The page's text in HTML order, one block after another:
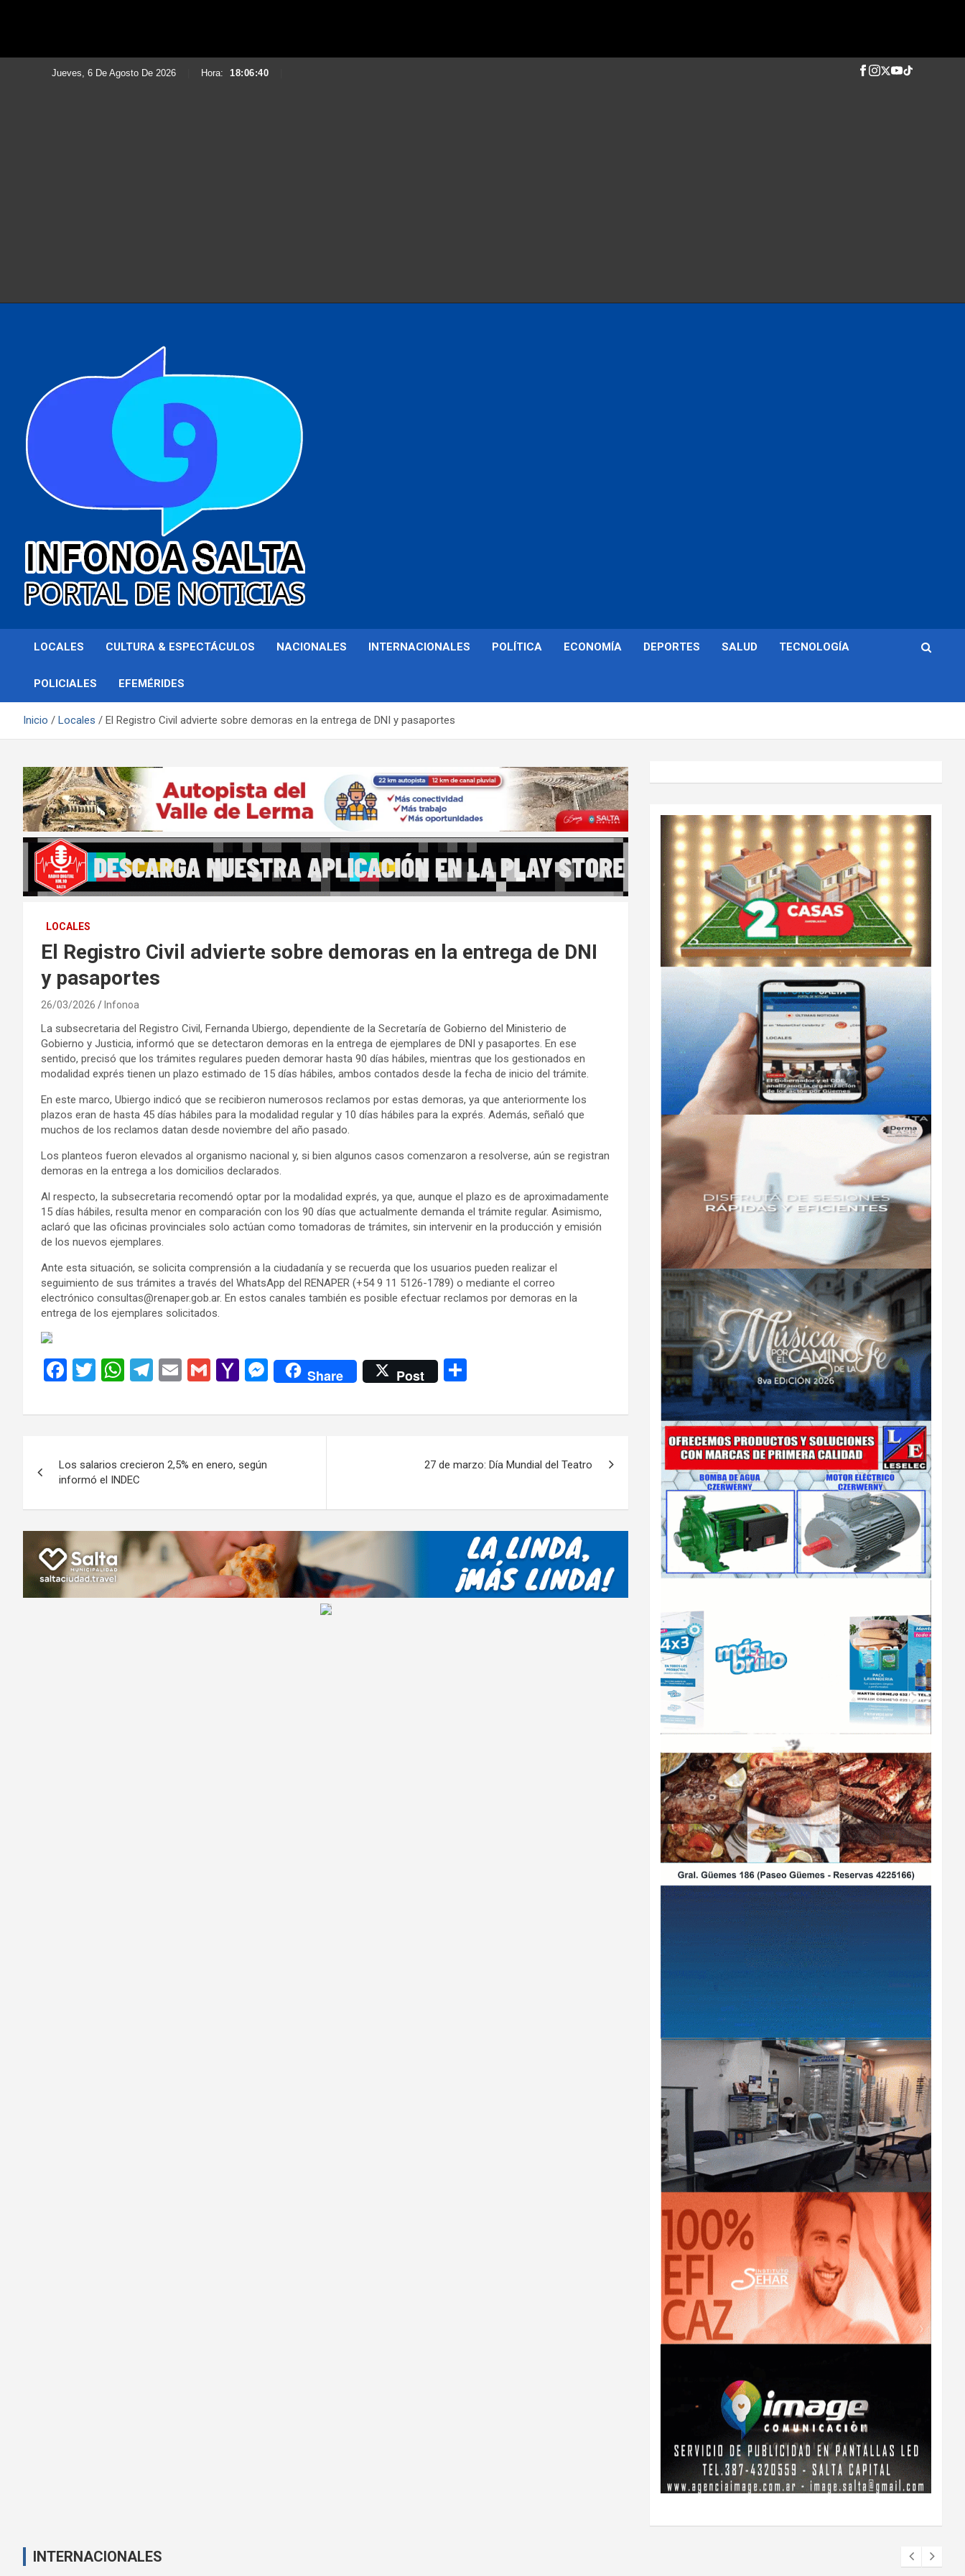
Jueves, 6 De Agosto De 2026 Hora: 18:06:42
Infonoa Salta
LOCALES CULTURA & ESPECTÁCULOS NACIONALES INTERNACIONALES POLÍTICA ECONOMÍA DEPORTES SALUD TECNOLOGÍA
POLICIALES EFEMÉRIDES
Inicio Locales El Registro Civil advierte sobre demoras en la entrega de DNI y pasaportes
LOCALES
El Registro Civil advierte sobre demoras en la entrega de DNI
y pasaportes
26/03/2026 Infonoa
La subsecretaria del Registro Civil, Fernanda Ubiergo, dependiente de la Secretaría de Gobierno del Ministerio de
Gobierno y Justicia, informó que se detectaron demoras en la entrega de ejemplares de DNI y pasaportes. En ese
sentido, precisó que los trámites regulares pueden demorar hasta 90 días hábiles, mientras que los gestionados en
modalidad exprés tienen un plazo estimado de 15 días hábiles, ambos contados desde la fecha de inicio del trámite.
En este marco, Ubiergo indicó que se recibieron numerosos reclamos por estas demoras, ya que anteriormente los
plazos eran de hasta 45 días hábiles para la modalidad regular y 10 días hábiles para la exprés. Además, señaló que
muchos de los reclamos datan desde noviembre del año pasado.
Los planteos fueron elevados al organismo nacional y, si bien algunos casos comenzaron a resolverse, aún se registran
demoras en la entrega a los domicilios declarados.
Al respecto, la subsecretaria recomendó optar por la modalidad exprés, ya que, aunque el plazo es de aproximadamente
15 días hábiles, resulta menor en comparación con los 90 días que actualmente demanda el trámite regular. Asimismo,
aclaró que las oficinas provinciales solo actúan como tomadoras de trámites, sin intervenir en la producción y emisión
de los nuevos ejemplares.
Ante esta situación, se solicita comprensión a la ciudadanía y se recuerda que los usuarios pueden realizar el
seguimiento de sus trámites a través del WhatsApp del RENAPER (+54 9 11 5126-1789) o mediante el correo
electrónico consultas@renaper.gob.ar. En estos canales también es posible efectuar reclamos por demoras en la
entrega de los ejemplares solicitados.
F
ce
o
o
k
T
tt
W
at
A
p
p
T
e
a
E
ail
G
ail
Y
h
o
ail
M
se
Share Post
m
ar
de
entradas
Los salarios crecieron 2,5% en enero, según
informó el INDEC
27 de marzo: Día Mundial del Teatro
INTERNACIONALES